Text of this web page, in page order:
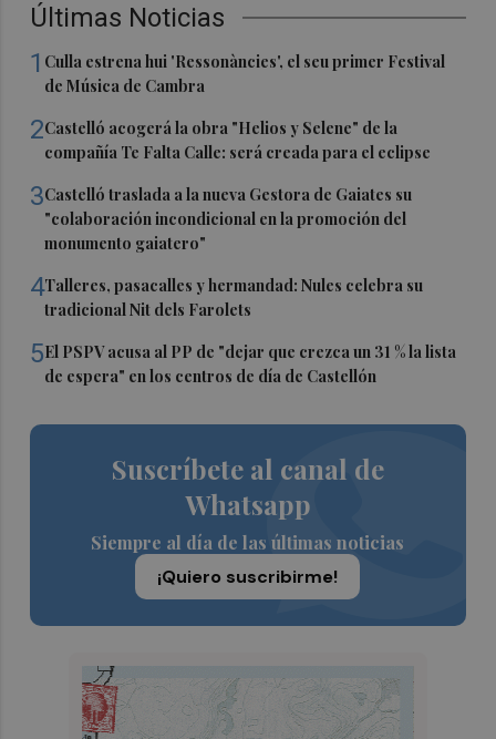
Últimas Noticias
1 Culla estrena hui 'Ressonàncies', el seu primer Festival
de Música de Cambra
2Castelló acogerá la obra "Helios y Selene" de la
compañía Te Falta Calle: será creada para el eclipse
3Castelló traslada a la nueva Gestora de Gaiates su
"colaboración incondicional en la promoción del
monumento gaiatero"
4Talleres, pasacalles y hermandad: Nules celebra su
tradicional Nit dels Farolets
5El PSPV acusa al PP de "dejar que crezca un 31 % la lista
de espera" en los centros de día de Castellón
Suscríbete al canal de
Whatsapp
Siempre al día de las últimas noticias
¡Quiero suscribirme!